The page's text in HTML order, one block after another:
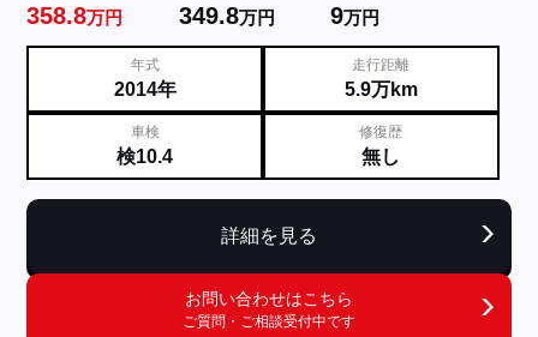
358.8万円 349.8万円 9万円
年式
2014年
走行距離
5.9万km
車検
検10.4
修復歴
無し
詳細を見る
お問い合わせはこちら
ご質問・ご相談受付中です